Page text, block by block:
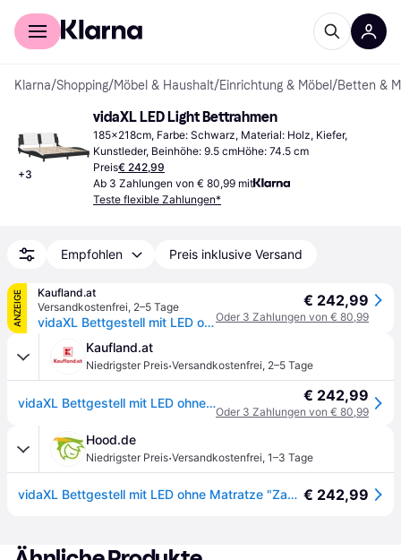
Für Shopper
Klarna/Shopping/Möbel & Haushalt/Einrichtung & Möbel /Betten &
+3
vidaXL LED Light Bettrahmen
185x218cm, Farbe: Schwarz, Material: Holz, Kiefer,
Kunstleder, Beinhöhe: 9.5 cmHöhe: 74.5 cm
Preis€ 242,99
Ab 3 Zahlungen von € 80,99 mit
Teste flexible Zahlungen*
Empfohlen Preis inklusive Versand
ANZEIGE
Kaufland.at
Versandkostenfrei, 2–5 Tage
vidaXL Bettgestell mit LED ohne Matratze "Zadar" Schwarz und Weiß 180x200 cm
€ 242,99
Oder 3 Zahlungen von € 80,99
Kaufland.at
Niedrigster Preis·Versandkostenfrei, 2–5 Tage
vidaXL Bettgestell mit LED ohne Matratze "Zadar" Schwarz und Weiß 180x200 cm € 242,99
Oder 3 Zahlungen von € 80,99
Hood.de
Niedrigster Preis·Versandkostenfrei, 1–3 Tage
vidaXL Bettgestell mit LED ohne Matratze "Zadar" Schwarz und Weiß 180x200 cm € 242,99